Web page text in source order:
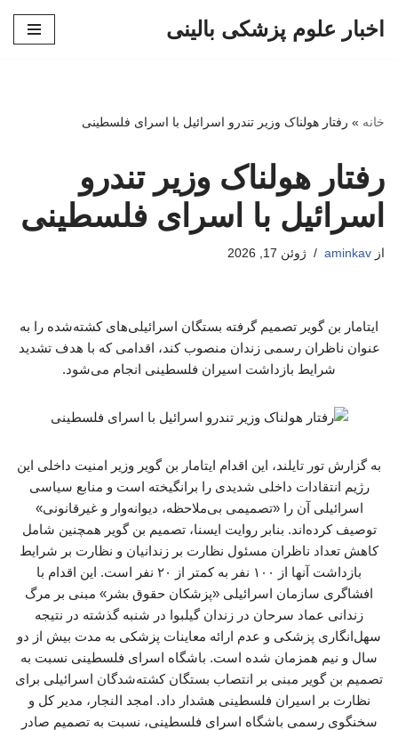
اخبار علوم پزشکی بالینی
خانه » رفتار هولناک وزیر تندرو اسرائیل با اسرای فلسطینی
رفتار هولناک وزیر تندرو
اسرائیل با اسرای فلسطینی
از aminkav ژوئن 17, 2026
ایتامار بن گویر تصمیم گرفته بستگان اسرائیلی‌های کشته‌شده را به
عنوان ناظران رسمی زندان منصوب کند، اقدامی که با هدف تشدید
شرایط بازداشت اسیران فلسطینی انجام می‌شود.
به گزارش تور تایلند، این اقدام ایتامار بن گویر وزیر امنیت داخلی این
رژیم انتقادات داخلی شدیدی را برانگیخته است و منابع سیاسی
اسرائیلی آن را «تصمیمی بی‌ملاحظه، دیوانه‌وار و غیرقانونی»
توصیف کرده‌اند. بنابر روایت ایسنا، تصمیم بن گویر همچنین شامل
کاهش تعداد ناظران مسئول نظارت بر زندانیان و نظارت بر شرایط
بازداشت آنها از ۱۰۰ نفر به کمتر از ۲۰ نفر است. این اقدام با
افشاگری سازمان اسرائیلی «پزشکان حقوق بشر» مبنی بر مرگ
زندانی عماد سرحان در زندان گیلبوا در شنبه گذشته در نتیجه
سهل‌انگاری پزشکی و عدم ارائه معاینات پزشکی به مدت بیش از دو
سال و نیم همزمان شده است. باشگاه اسرای فلسطینی نسبت به
تصمیم بن گویر مبنی بر انتصاب بستگان کشته‌شدگان اسرائیلی برای
نظارت بر اسیران فلسطینی هشدار داد. امجد النجار، مدیر کل و
سخنگوی رسمی باشگاه اسرای فلسطینی، نسبت به تصمیم صادر